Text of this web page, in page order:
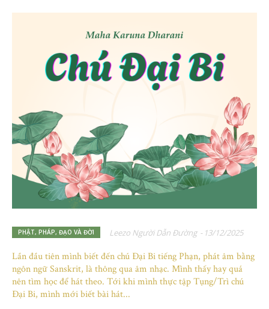
PHẬT, PHÁP, ĐẠO VÀ ĐỜI Leezo Người Dẫn Đường - 13/12/2025
Lần đầu tiên mình biết đến chú Đại Bi tiếng Phạn, phát âm bằng
ngôn ngữ Sanskrit, là thông qua âm nhạc. Mình thấy hay quá
nên tìm học để hát theo. Tới khi mình thực tập Tụng/Trì chú
Đại Bi, mình mới biết bài hát...